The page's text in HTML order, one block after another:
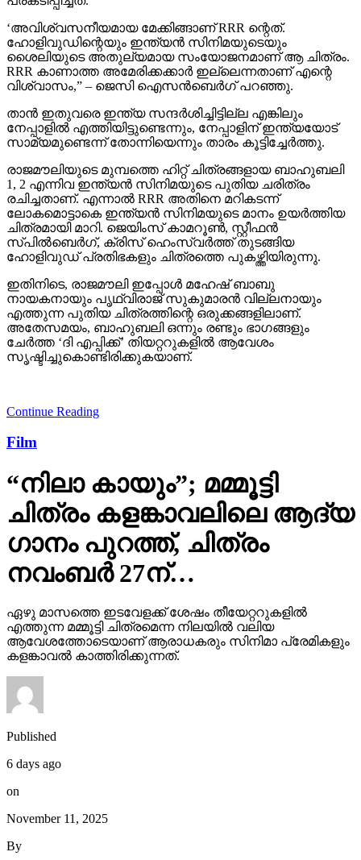
‘അവിശ്വസനീയമായ മേക്കിങ്ങാണ് RRR ന്റെത്.
ഹോളിവുഡിന്റെയും ഇന്ത്യന്‍ സിനിമയുടെയും
ശൈലിയുടെ അതുല്യമായ സംയോജനമാണ് ആ ചിത്രം.
RRR കാണാത്ത അമേരിക്കക്കാര്‍ ഇല്ലെന്നതാണ് എന്റെ
വിശ്വാസം,” – ജെസി ഐസന്‍ബെര്‍ഗ് പറഞ്ഞു.
താന്‍ ഇതുവരെ ഇന്ത്യ സന്ദര്‍ശിച്ചിട്ടില്ല എങ്കിലും
നേപ്പാളില്‍ എത്തിയിട്ടുണ്ടെന്നും, നേപ്പാളിന് ഇന്ത്യയോട്
സാമ്യമുണ്ടെന്ന് തോന്നിയെന്നും താരം കൂട്ടിച്ചേര്‍ത്തു.
രാജമൗലിയുടെ മുമ്പത്തെ ഹിറ്റ് ചിത്രങ്ങളായ ബാഹുബലി
1, 2 എന്നിവ ഇന്ത്യന്‍ സിനിമയുടെ പുതിയ ചരിത്രം
രചിച്ചതാണ്. എന്നാല്‍ RRR അതിനെ മറികടന്ന്
ലോകമൊട്ടാകെ ഇന്ത്യന്‍ സിനിമയുടെ മാനം ഉയര്‍ത്തിയ
ചിത്രമായി മാറി. ജെയിംസ് കാമറൂണ്‍, സ്റ്റീഫന്‍
സ്പില്‍ബെര്‍ഗ്, ക്രിസ് ഹെംസ്വര്‍ത്ത് തുടങ്ങിയ
ഹോളിവുഡ് പ്രതിഭകളും ചിത്രത്തെ പുകഴ്ത്തിയിരുന്നു.
ഇതിനിടെ, രാജമൗലി ഇപ്പോള്‍ മഹേഷ് ബാബു
നായകനായും പൃഥ്വിരാജ് സുകുമാരന്‍ വില്ലനായും
എത്തുന്ന പുതിയ ചിത്രത്തിന്റെ ഒരുക്കങ്ങളിലാണ്.
അതേസമയം, ബാഹുബലി ഒന്നും രണ്ടും ഭാഗങ്ങളും
ചേര്‍ത്ത ‘ദി എപ്പിക്ക്’ തിയറ്ററുകളില്‍ ആവേശം
സൃഷ്ടിച്ചുകൊണ്ടിരിക്കുകയാണ്.
Continue Reading
Film
“നിലാ കായും”; മമ്മൂട്ടി
ചിത്രം കളങ്കാവലിലെ ആദ്യ
ഗാനം പുറത്ത്, ചിത്രം
നവംബർ 27ന്…
ഏഴു മാസത്തെ ഇടവേളക്ക് ശേഷം തീയേറ്ററുകളിൽ
എത്തുന്ന മമ്മൂട്ടി ചിത്രമെന്ന നിലയിൽ വലിയ
ആവേശത്തോടെയാണ് ആരാധകരും സിനിമാ പ്രേമികളും
കളങ്കാവൽ കാത്തിരിക്കുന്നത്.
Published
6 days ago
on
November 11, 2025
By